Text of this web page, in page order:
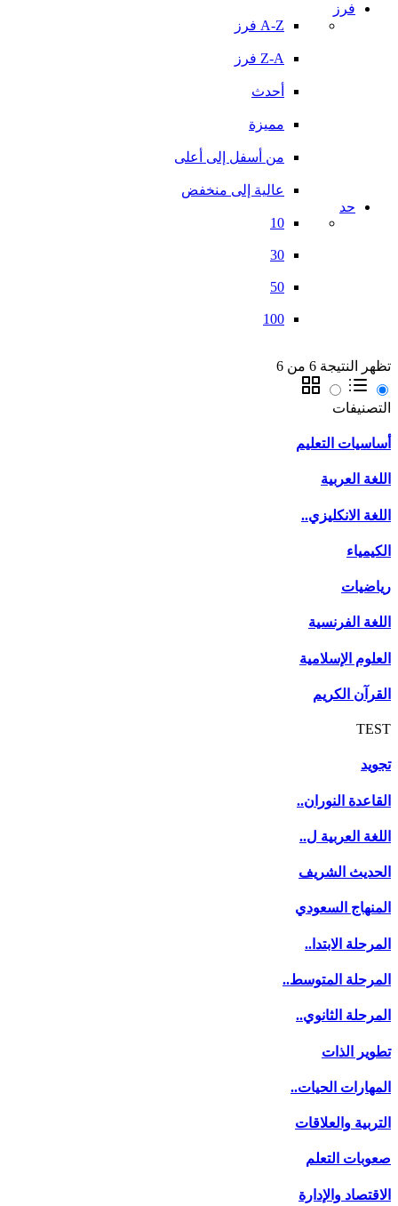
فرز
A-Z فرز
Z-A فرز
أحدث
مميزة
من أسفل إلى أعلى
عالية إلى منخفض
حد
10
30
50
100
تظهر النتيجة 6 من 6
التصنيفات
أساسيات التعليم
اللغة العربية
اللغة الانكليزي..
الكيمياء
رياضيات
اللغة الفرنسية
العلوم الإسلامية
القرآن الكريم
TEST
تجويد
القاعدة النوران..
اللغة العربية ل..
الحديث الشريف
المنهاج السعودي
المرحلة الابتدا..
المرحلة المتوسط..
المرحلة الثانوي..
تطوير الذات
المهارات الحيات..
التربية والعلاقات
صعوبات التعلم
الاقتصاد والإدارة